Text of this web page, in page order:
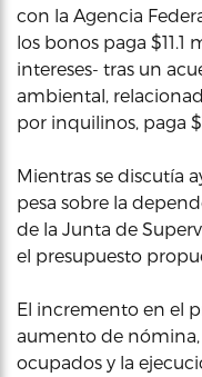
con la Agencia
los bonos paga $11.1
intereses- tras un
ambiental,
por inquilinos, paga
Mientras se discutía
pesa sobre la
de la Junta de
el presupuesto
El incremento en el
aumento de nómina,
ocupados y la